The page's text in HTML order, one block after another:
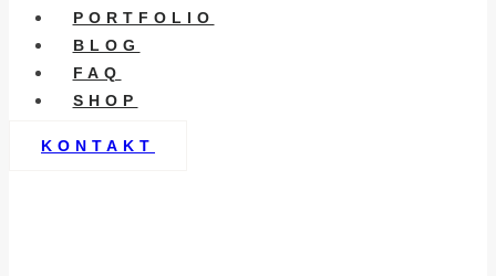
PORTFOLIO
BLOG
FAQ
SHOP
KONTAKT